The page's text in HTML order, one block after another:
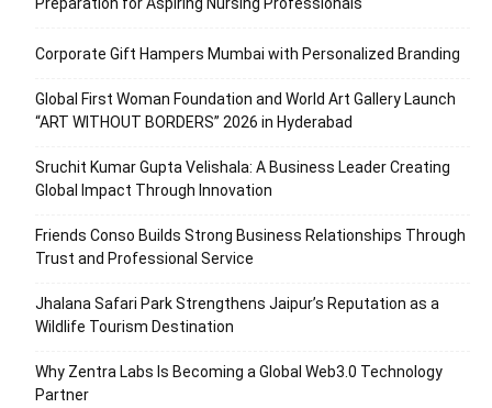
Preparation for Aspiring Nursing Professionals
Corporate Gift Hampers Mumbai with Personalized Branding
Global First Woman Foundation and World Art Gallery Launch
“ART WITHOUT BORDERS” 2026 in Hyderabad
Sruchit Kumar Gupta Velishala: A Business Leader Creating
Global Impact Through Innovation
Friends Conso Builds Strong Business Relationships Through
Trust and Professional Service
Jhalana Safari Park Strengthens Jaipur’s Reputation as a
Wildlife Tourism Destination
Why Zentra Labs Is Becoming a Global Web3.0 Technology
Partner